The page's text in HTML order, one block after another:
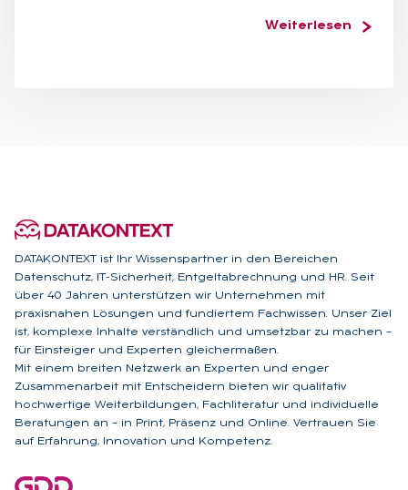
Weiterlesen
DATAKONTEXT ist Ihr Wissenspartner in den Bereichen
Datenschutz, IT-Sicherheit, Entgeltabrechnung und HR. Seit
über 40 Jahren unterstützen wir Unternehmen mit
praxisnahen Lösungen und fundiertem Fachwissen. Unser Ziel
ist, komplexe Inhalte verständlich und umsetzbar zu machen –
für Einsteiger und Experten gleichermaßen.
Mit einem breiten Netzwerk an Experten und enger
Zusammenarbeit mit Entscheidern bieten wir qualitativ
hochwertige Weiterbildungen, Fachliteratur und individuelle
Beratungen an – in Print, Präsenz und Online. Vertrauen Sie
auf Erfahrung, Innovation und Kompetenz.